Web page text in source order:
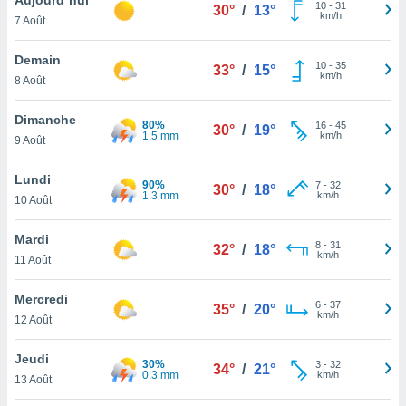
et
»,
au
vous
qu'ils
ou
le
ainsi
un
la
du
7 Août
30° / 13° 10- 31
km/h
Demain
8 Août
33° / 15° 10- 35
km/h
Dimanche
9 Août
80%
1.5 mm
30° / 19° 16- 45
km/h
Lundi
10 Août
90%
1.3 mm
30° / 18° 7- 32
km/h
Mardi
11 Août
32° / 18° 8- 31
km/h
Mercredi
12 Août
35° / 20° 6- 37
km/h
Jeudi
13 Août
30%
0.3 mm
34° / 21° 3- 32
km/h